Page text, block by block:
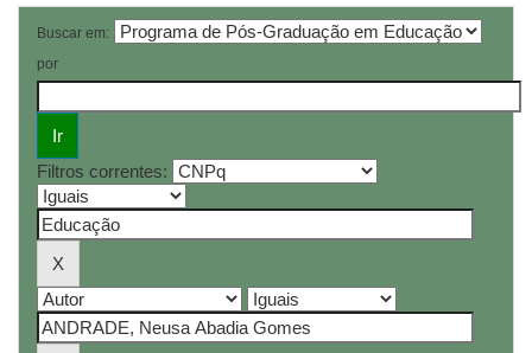
Buscar em:
por
Filtros correntes: